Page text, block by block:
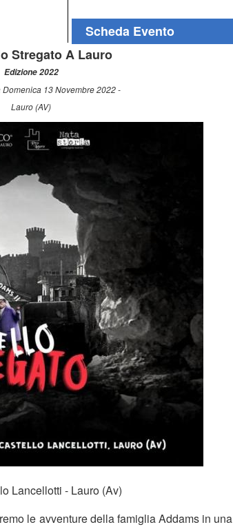
Scheda Evento
Stregato A Lauro
Edizione 2022
13 Novembre 2022 -
Lauro (AV)
Lancellotti - Lauro (Av)
le avventure della famiglia Addams in una